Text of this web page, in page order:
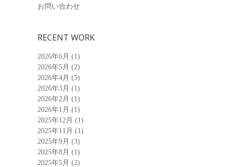
お問い合わせ
RECENT WORK
2026年6月 (1)
2026年5月 (2)
2026年4月 (5)
2026年3月 (1)
2026年2月 (1)
2026年1月 (1)
2025年12月 (1)
2025年11月 (1)
2025年9月 (3)
2025年8月 (1)
2025年5月 (2)